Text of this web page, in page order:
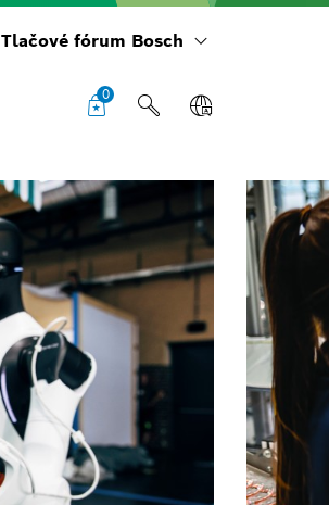
Tlačové fórum Bosch
0